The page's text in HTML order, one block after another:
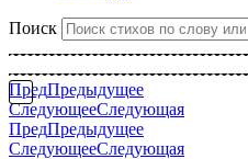
Поиск
ПредПредыдущее
СледующееСледующая
ПредПредыдущее
СледующееСледующая